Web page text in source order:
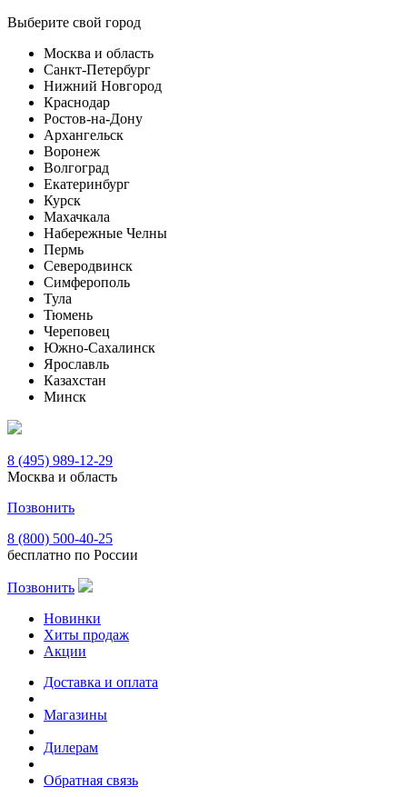
Выберите свой город
Москва и область
Санкт-Петербург
Нижний Новгород
Краснодар
Ростов-на-Дону
Архангельск
Воронеж
Волгоград
Екатеринбург
Курск
Махачкала
Набережные Челны
Пермь
Северодвинск
Симферополь
Тула
Тюмень
Череповец
Южно-Сахалинск
Ярославль
Казахстан
Минск
8 (495) 989-12-29
Москва и область
Позвонить
8 (800) 500-40-25
бесплатно по России
Позвонить
Новинки
Хиты продаж
Акции
Доставка и оплата
Магазины
Дилерам
Обратная связь